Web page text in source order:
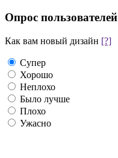
Опрос пользователей
Как вам новый дизайн [?]
Супер
Хорошо
Неплохо
Было лучше
Плохо
Ужасно